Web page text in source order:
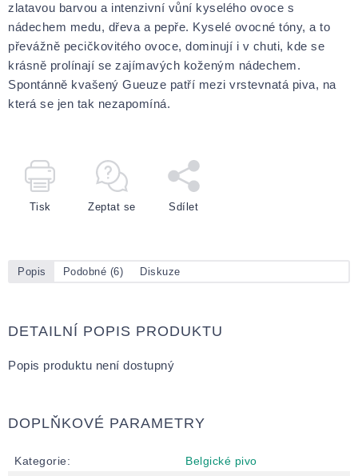
zlatavou barvou a intenzivní vůní kyselého ovoce s
nádechem medu, dřeva a pepře. Kyselé ovocné tóny, a to
převážně pecičkovitého ovoce, dominují i v chuti, kde se
krásně prolínají se zajímavých koženým nádechem.
Spontánně kvašený Gueuze patří mezi vrstevnatá piva, na
která se jen tak nezapomíná.
Tisk Zeptat se Sdílet
Popis Podobné (6) Diskuze
DETAILNÍ POPIS PRODUKTU
Popis produktu není dostupný
DOPLŇKOVÉ PARAMETRY
Kategorie:
Belgické pivo